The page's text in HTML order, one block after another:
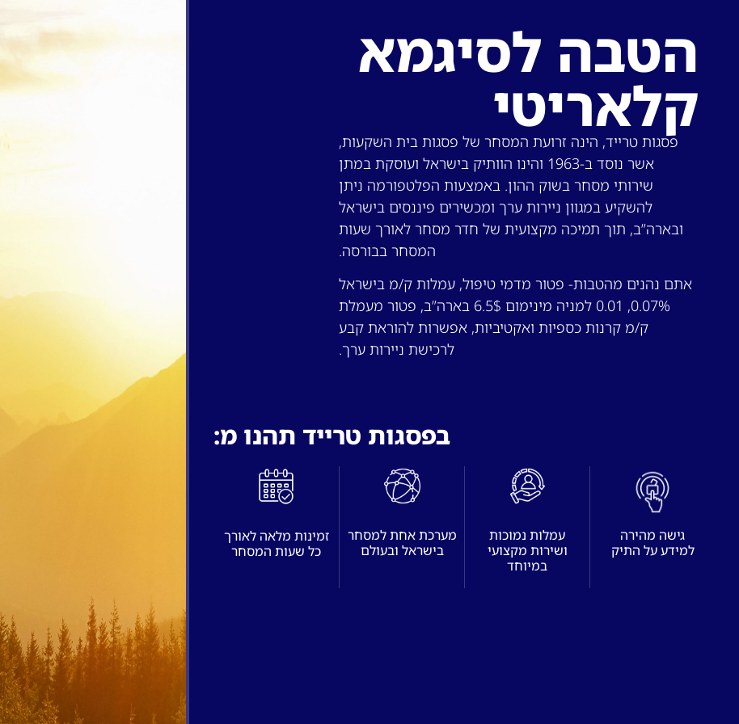
הטבה לסיגמא
קלאריטי
פסגות טרייד, הינה זרועת המסחר של פסגות בית השקעות,
אשר נוסד ב-1963 והינו הוותיק בישראל ועוסקת במתן
שירותי מסחר בשוק ההון. באמצעות הפלטפורמה ניתן
להשקיע במגוון ניירות ערך ומכשירים פיננסים בישראל
ובארה”ב, תוך תמיכה מקצועית של חדר מסחר לאורך שעות
המסחר בבורסה.
אתם נהנים מהטבות- פטור מדמי טיפול, עמלות ק/מ בישראל
0.07%, 0.01 למניה מינימום 6.5$ בארה”ב, פטור מעמלת
ק/מ קרנות כספיות ואקטיביות, אפשרות להוראת קבע
לרכישת ניירות ערך.
בפסגות טרייד תהנו מ:
זמינות מלאה לאורך
כל שעות המסחר
מערכת אחת למסחר
בישראל ובעולם
עמלות נמוכות
ושירות מקצועי
גישה מהירה
למידע על התיק